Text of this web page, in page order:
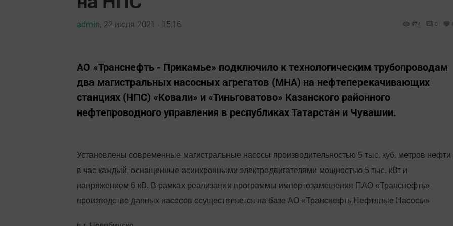
admin, 22 июня 2021 - 15:16 974 0
АО «Транснефть - Прикамье» подключило к технологическим трубопроводам
два магистральных насосных агрегатов (МНА) на нефтеперекачивающих
станциях (НПС) «Ковали» и «Тиньговатово» Казанского районного
нефтепроводного управления в республиках Татарстан и Чувашии.
Установлены современные магистральные насосы производительностью 5 тыс. куб. метров нефти
в час каждый, оснащенные асинхронными электродвигателями мощностью 5 тыс. кВт и
напряжением 6 кВ. В рамках реализации программы импортозамещения ПАО «Транснефть»
производство данных насосов осуществляется на базе АО «Транснефть Нефтяные Насосы»